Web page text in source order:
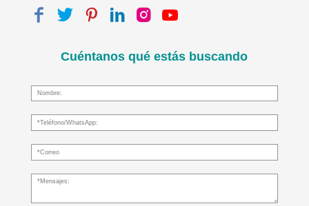
Cuéntanos qué estás buscando